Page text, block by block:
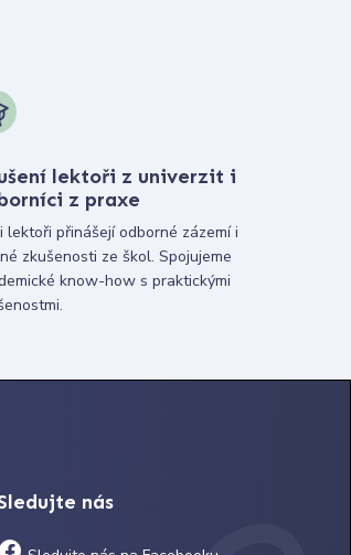
lektoři z univerzit i
z praxe
lektoři přinášejí odborné zázemí i
zkušenosti ze škol. Spojujeme
know-how s praktickými
nás